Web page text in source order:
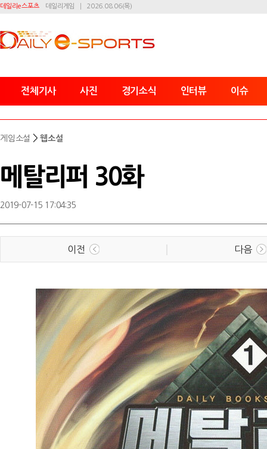
데일리e스포츠 데일리게임 2026.08.06(목)
전체기사 사진 경기소식 인터뷰 이슈
게임소설 >웹소설
메탈리퍼 30화
2019-07-15 17:04:35
이전 다음